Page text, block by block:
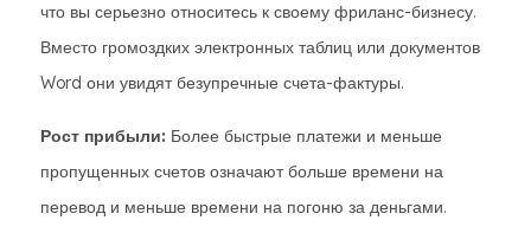
что вы серьезно относитесь к своему фриланс-бизнесу.
Вместо громоздких электронных таблиц или документов
Word они увидят безупречные счета-фактуры.
Рост прибыли: Более быстрые платежи и меньше
пропущенных счетов означают больше времени на
перевод и меньше времени на погоню за деньгами.